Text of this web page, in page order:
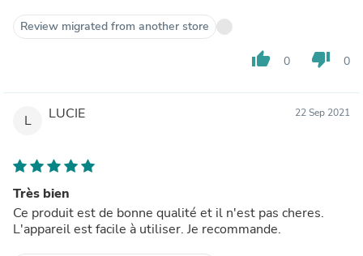
Review migrated from another store
thumb_up 0 thumb_down 0
L LUCIE 22 Sep 2021
Très bien
Ce produit est de bonne qualité et il n'est pas cheres.
L'appareil est facile à utiliser. Je recommande.